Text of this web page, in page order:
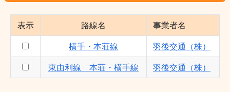
表示 路線名 事業者名
横手・本荘線 羽後交通（株）
東由利線 本荘・横手線 羽後交通（株）